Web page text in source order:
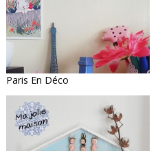
Paris En Déco